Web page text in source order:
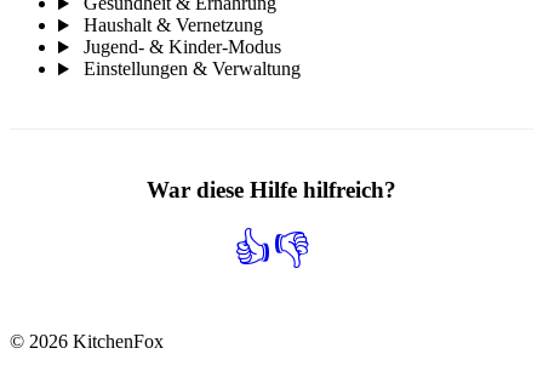
Haushalt & Vernetzung
Jugend- & Kinder-Modus
Einstellungen & Verwaltung
War diese Hilfe hilfreich?
👍👎
© 2026 KitchenFox